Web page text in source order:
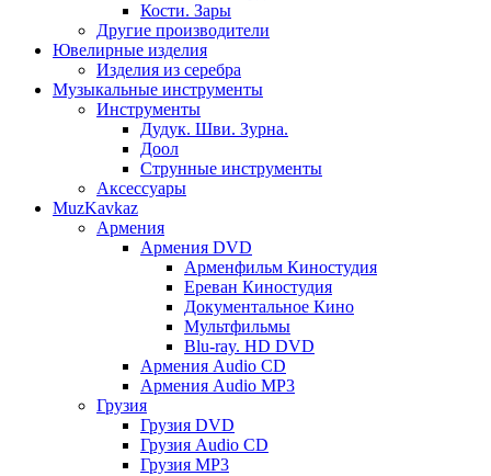
Кости. Зары
Другие производители
Ювелирные изделия
Изделия из серебра
Музыкальные инструменты
Инструменты
Дудук. Шви. Зурна.
Доол
Струнные инструменты
Аксессуары
MuzKavkaz
Армения
Армения DVD
Арменфильм Киностудия
Ереван Киностудия
Документальное Кино
Мультфильмы
Blu-ray. HD DVD
Армения Audio CD
Армения Audio MP3
Грузия
Грузия DVD
Грузия Audio CD
Грузия MP3